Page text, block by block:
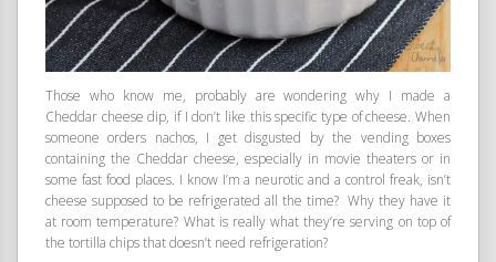
Those who know me, probably are wondering why I made a
Cheddar cheese dip, if I don’t like this specific type of cheese. When
someone orders nachos, I get disgusted by the vending boxes
containing the Cheddar cheese, especially in movie theaters or in
some fast food places. I know I’m a neurotic and a control freak, isn’t
cheese supposed to be refrigerated all the time? Why they have it
at room temperature? What is really what they’re serving on top of
the tortilla chips that doesn’t need refrigeration?